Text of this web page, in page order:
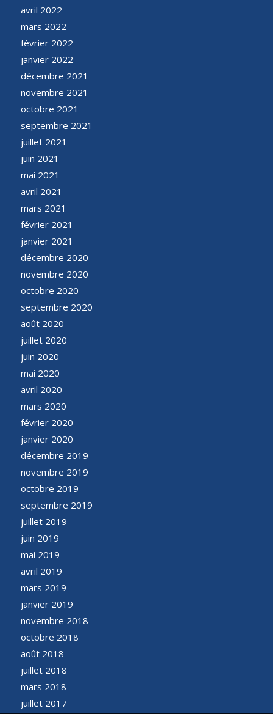
avril 2022
mars 2022
février 2022
janvier 2022
décembre 2021
novembre 2021
octobre 2021
septembre 2021
juillet 2021
juin 2021
mai 2021
avril 2021
mars 2021
février 2021
janvier 2021
décembre 2020
novembre 2020
octobre 2020
septembre 2020
août 2020
juillet 2020
juin 2020
mai 2020
avril 2020
mars 2020
février 2020
janvier 2020
décembre 2019
novembre 2019
octobre 2019
septembre 2019
juillet 2019
juin 2019
mai 2019
avril 2019
mars 2019
janvier 2019
novembre 2018
octobre 2018
août 2018
juillet 2018
mars 2018
juillet 2017